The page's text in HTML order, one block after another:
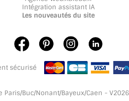
Intégration assistant IA
Les nouveautés du site
sécurisé
Paris/Buc/Nonant/Bayeux/Caen -